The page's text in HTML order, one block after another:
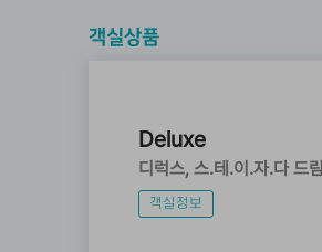
객실상품
Deluxe
디럭스 스.테.이.자.다 드림
객실정보